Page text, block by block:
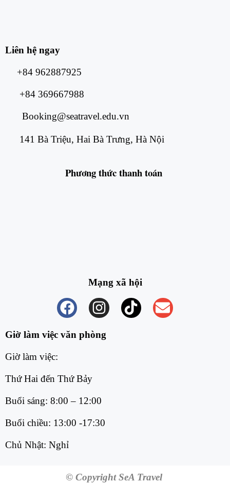
Liên hệ ngay
+84 962887925
+84 369667988
Booking@seatravel.edu.vn
141 Bà Triệu, Hai Bà Trưng, Hà Nội
Phương thứcthanh toán
Mạng xã hội
Giờ làm việc văn phòng
Giờ làm việc:
Thứ Hai đến Thứ Bảy
Buổi sáng: 8:00 – 12:00
Buổi chiều: 13:00 -17:30
Chủ Nhật: Nghỉ
© Copyright SeA Travel